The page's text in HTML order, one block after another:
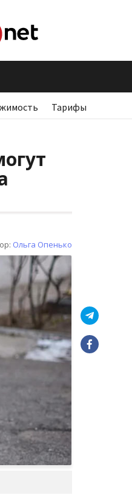
Тарифы
Ольга Опенько